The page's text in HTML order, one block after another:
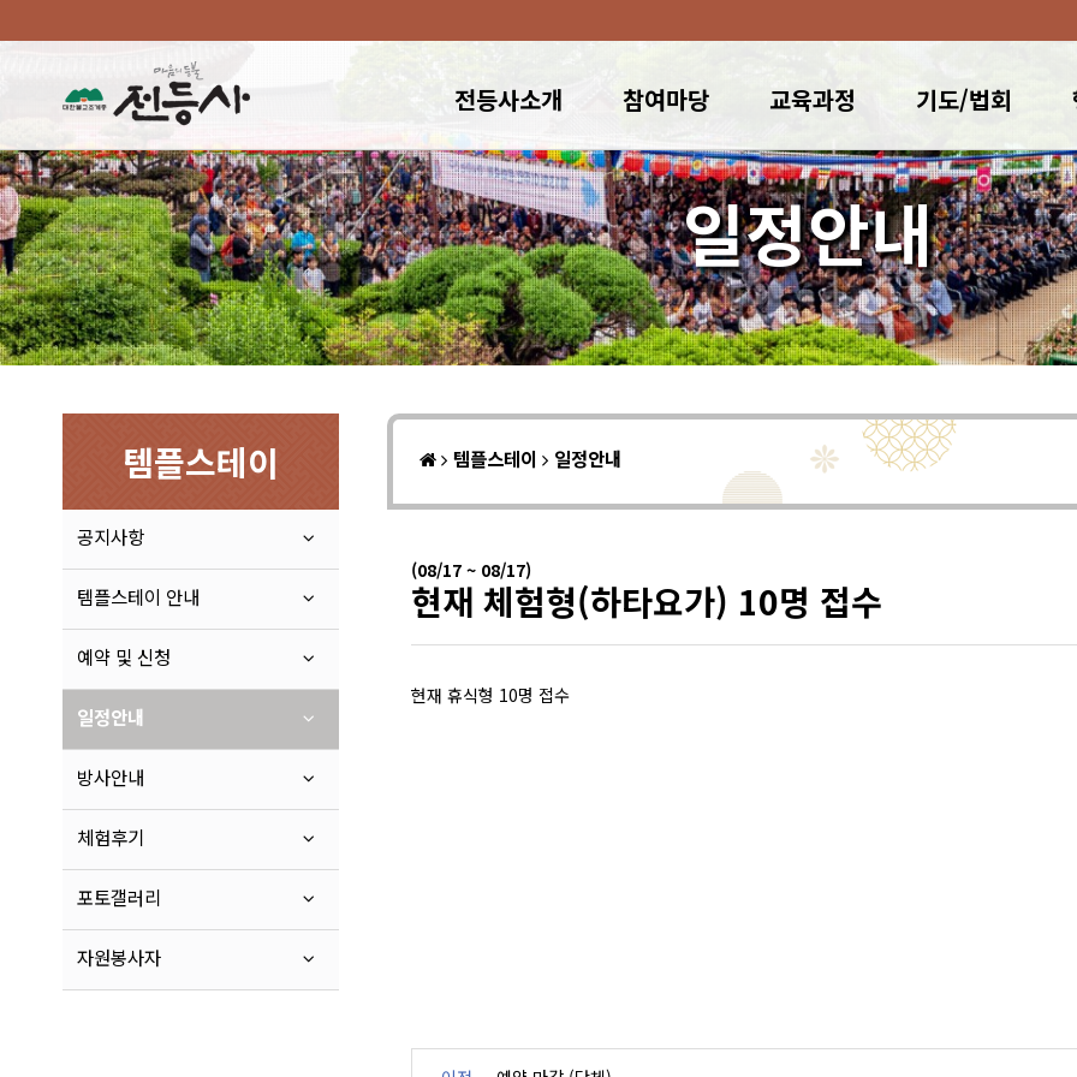
전등사소개 참여마당 교육과정 기도/법회
일정안내
템플스테이
공지사항
템플스테이 안내
예약 및 신청
일정안내
방사안내
체험후기
포토갤러리
자원봉사자
템플스테이 일정안내
(08/17 ~ 08/17)
현재 체험형(하타요가) 10명 접수
현재 휴식형 10명 접수